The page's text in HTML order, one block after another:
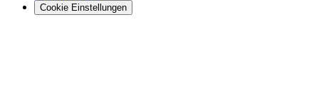
Cookie Einstellungen